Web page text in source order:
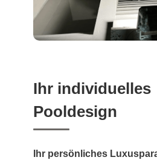
Ihr individuelles
Pooldesign
Ihr persönliches